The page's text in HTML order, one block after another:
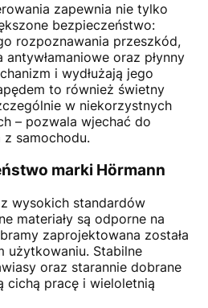
zapewnia nie tylko
bezpieczeństwo:
rozpoznawania przeszkód,
oraz płynny
i wydłużają jego
to również świetny
w niekorzystnych
– pozwala wjechać do
samochodu.
marki Hörmann
wysokich standardów
materiały są odporne na
zaprojektowana została
użytkowaniu. Stabilne
oraz starannie dobrane
cichą pracę i wieloletnią